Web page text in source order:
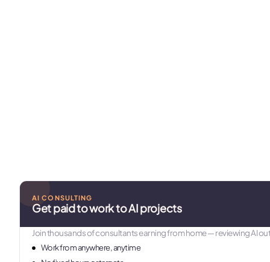
AI CONSULTING
Get paid to work to AI projects
Join thousands of consultants earning from home — reviewing AI
Work from anywhere, anytime